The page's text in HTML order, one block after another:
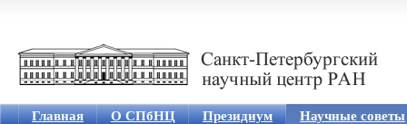
Главная О СПбНЦ Президиум Научные советы